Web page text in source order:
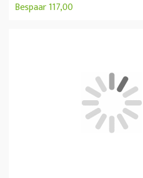
Bespaar 117,00